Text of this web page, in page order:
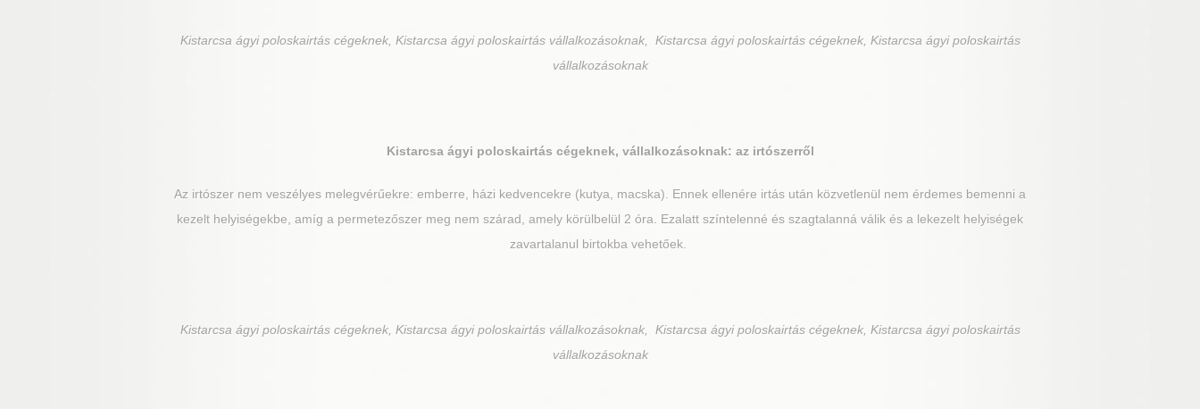
Kistarcsa ágyi poloskairtás cégeknek, Kistarcsa ágyi poloskairtás vállalkozásoknak, Kistarcsa ágyi poloskairtás cégeknek, Kistarcsa ágyi poloskairtás
vállalkozásoknak
Kistarcsaágyi poloskairtás cégeknek, vállalkozásoknak: az irtószerről
Az irtószer nem veszélyes melegvérűekre: emberre, házi kedvencekre (kutya, macska). Ennek ellenére irtás után közvetlenül nem érdemes bemenni a
kezelt helyiségekbe, amíg a permetezőszer meg nem szárad, amely körülbelül 2 óra. Ezalatt színtelenné és szagtalanná válik és a lekezelt helyiségek
zavartalanul birtokba vehetőek.
Kistarcsa ágyi poloskairtás cégeknek, Kistarcsa ágyi poloskairtás vállalkozásoknak, Kistarcsa ágyi poloskairtás cégeknek, Kistarcsa ágyi poloskairtás
vállalkozásoknak